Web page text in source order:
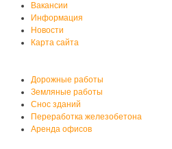
Вакансии
Информация
Новости
Карта сайта
Дорожные работы
Земляные работы
Снос зданий
Переработка железобетона
Аренда офисов